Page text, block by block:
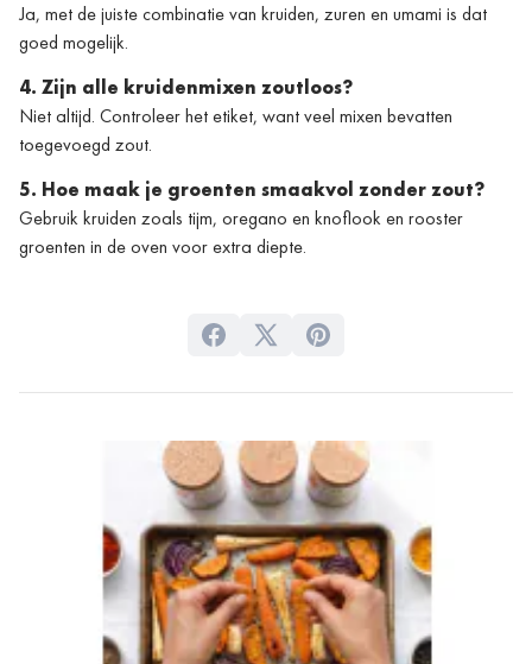
Ja, met de juiste combinatie van kruiden, zuren en umami is dat
goed mogelijk.
4. Zijn alle kruidenmixen zoutloos?
Niet altijd. Controleer het etiket, want veel mixen bevatten
toegevoegd zout.
5. Hoe maak je groenten smaakvol zonder zout?
Gebruik kruiden zoals tijm, oregano en knoflook en rooster
groenten in de oven voor extra diepte.